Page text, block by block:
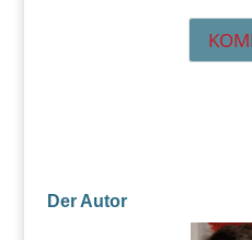
Der Autor